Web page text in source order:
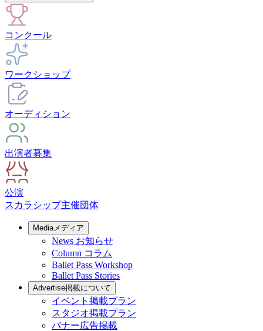
コンクール
ワークショップ
オーディション
出演者募集
公演
スカラシップ主催団体
Mediaメディア
News お知らせ
Column コラム
Ballet Pass Workshop
Ballet Pass Stories
Advertise掲載について
イベント掲載プラン
スタジオ掲載プラン
バナー広告掲載